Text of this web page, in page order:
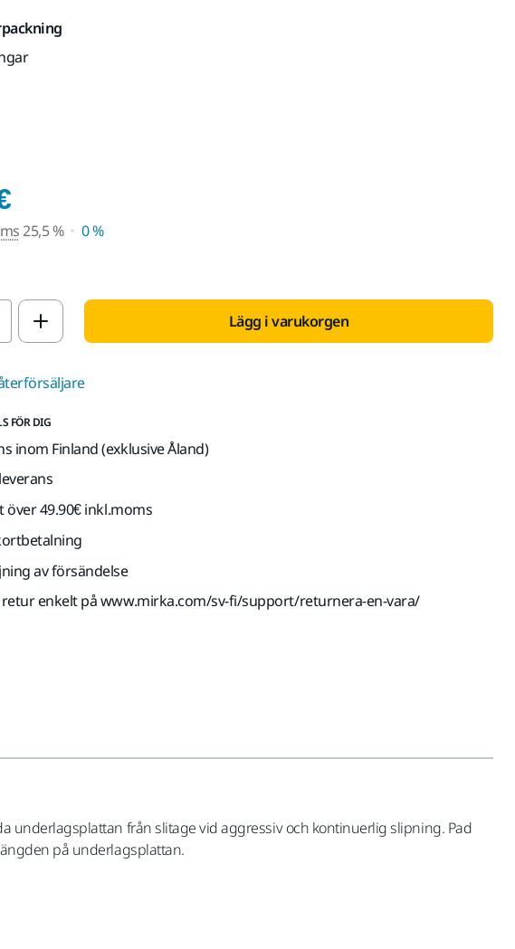
Pris med Moms 25,5 %
25,5 %
0 %
value Lägg i varukorgen
FÖR DIG
inom Finland (exklusive Åland)
över 49.90€ inkl.moms
av försändelse
retur enkelt på www.mirka.com/sv-fi/support/returnera-en-vara/
underlagsplattan från slitage vid aggressiv och kontinuerlig slipning. Pad
på underlagsplattan.